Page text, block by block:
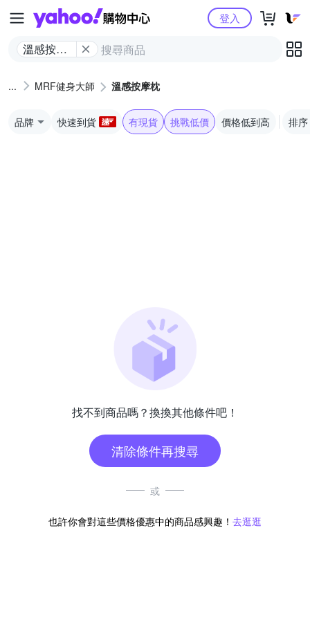
Yahoo購物中心
溫感按摩
登入
MRF健身大師 溫感按摩枕
品牌 快速到貨 有現貨 挑戰低價 價格低到高 排序
找不到商品嗎？換換其他條件吧！
清除條件再搜尋
或
也許你會對這些價格優惠中的商品感興趣！ 去逛逛